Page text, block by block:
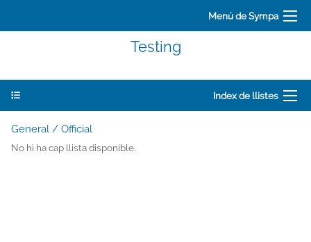
Menú de Sympa
Testing
Index de llistes
General / Official
No hi ha cap llista disponible.